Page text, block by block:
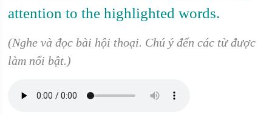
attention to the highlighted words.
(Nghe và đọc bài hội thoại. Chú ý đến các từ được
làm nổi bật.)